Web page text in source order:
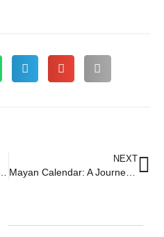
NEXT
Mayan Calendar: A Journey in Time Through Zazil Tunich